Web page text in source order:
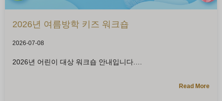
2026년 여름방학 키즈 워크숍
2026-07-08
2026년 어린이 대상 워크숍 안내입니다.
Read More